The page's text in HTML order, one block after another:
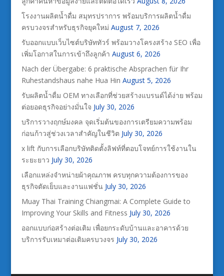
โรงงานผลิตน้ำดื่ม สมุทรปราการ พร้อมบริการผลิตน้ำดื่ม
ครบวงจรสำหรับธุรกิจยุคใหม่ August 7, 2026
รับออกแบบเว็บไซต์บริษัททัวร์ พร้อมวางโครงสร้าง SEO เพื่อ
เพิ่มโอกาสในการเข้าถึงลูกค้า August 6, 2026
Nach der Übergabe: 6 praktische Absprachen für Ihr
Ruhestandshaus nahe Hua Hin August 5, 2026
รับผลิตน้ำดื่ม OEM ทางเลือกที่ช่วยสร้างแบรนด์ได้ง่าย พร้อม
ต่อยอดธุรกิจอย่างมั่นใจ July 30, 2026
บริการวางฤกษ์มงคล จุดเริ่มต้นของการเตรียมความพร้อม
ก่อนก้าวสู่ช่วงเวลาสำคัญในชีวิต July 30, 2026
x lift กับการเลือกบริษัทติดตั้งลิฟท์ที่ตอบโจทย์การใช้งานใน
ระยะยาว July 30, 2026
เลือกแหล่งจำหน่ายผ้าคุณภาพ ครบทุกความต้องการของ
ธุรกิจตัดเย็บและงานแฟชั่น July 30, 2026
Muay Thai Training Chiangmai: A Complete Guide to
Improving Your Skills and Fitness July 30, 2026
ออกแบบก่อสร้างต่อเติม เพื่อยกระดับบ้านและอาคารด้วย
บริการรับเหมาต่อเติมครบวงจร July 30, 2026